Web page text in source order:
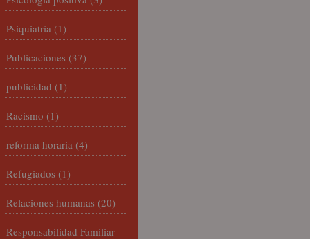
Psiquiatría (1)
Publicaciones (37)
publicidad (1)
Racismo (1)
reforma horaria (4)
Refugiados (1)
Relaciones humanas (20)
Responsabilidad Familiar